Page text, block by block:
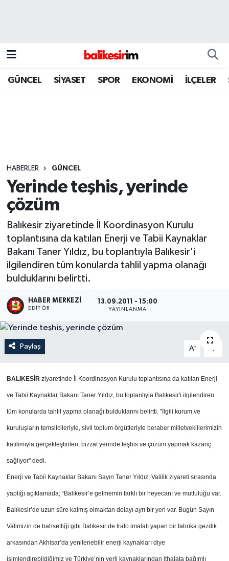
GÜNCEL SİYASET SPOR EKONOMİ İLÇELER
HABERLER GÜNCEL
Yerinde teşhis, yerinde
çözüm
Balıkesir ziyaretinde İl Koordinasyon Kurulu
toplantısına da katılan Enerji ve Tabii Kaynaklar
Bakanı Taner Yıldız, bu toplantıyla Balıkesir'i
ilgilendiren tüm konularda tahlil yapma olanağı
bulduklarını belirtti.
HABER MERKEZI
EDITÖR
13.09.2011 - 15:00
YAYINLANMA
Paylaş A- A
BALIKESİRziyaretinde İl Koordinasyon Kurulu toplantısına da katılan Enerji
ve Tabii Kaynaklar Bakanı Taner Yıldız, bu toplantıyla Balıkesir'i ilgilendiren
tüm konularda tahlil yapma olanağı bulduklarını belirtti. "İlgili kurum ve
kuruluşların temsilcileriyle, sivil toplum örgütleriyle beraber milletvekillerimizin
katılımıyla gerçekleştirilen, bizzat yerinde teşhis ve çözüm yapmak kazanç
sağlıyor" dedi.
Enerji ve Tabii Kaynaklar Bakanı Sayın Taner Yıldız, Valilik ziyareti sırasında
yaptığı açıklamada; “Balıkesir’e gelmemin farklı bir heyecanı ve mutluluğu var.
Balıkesir’de uzun süre kalmış olmaktan dolayı ayrı bir yeri var. Bugün Sayın
Valimizin de bahsettiği gibi Balıkesir de trafo imalatı yapan bir fabrika gezdik
arkasından Akhisar’da yenilenebilir enerji kaynakları diye
isimlendirebildiğimiz ve Türkiye’nin yerli kaynaklarından ithalata bağımlı